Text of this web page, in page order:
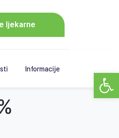
ljekarne
Informacije